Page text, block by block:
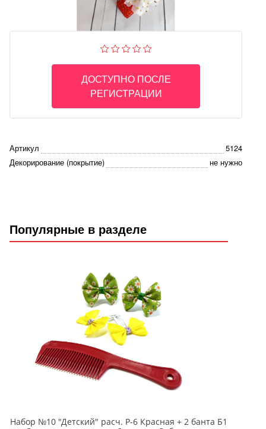
ДОСТУПНО ПОСЛЕ
РЕГИСТРАЦИИ
Артикул
5124
Декорирование (покрытие)
не нужно
Популярные в разделе
Набор №10 "Детский" расч. Р-6 Красная + 2 банта Б1